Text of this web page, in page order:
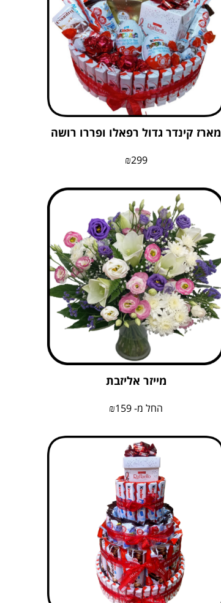
מארז קינדר גדול רפאלו ופררו רושה
₪299
מייזר אליזבת
החל מ- ₪159